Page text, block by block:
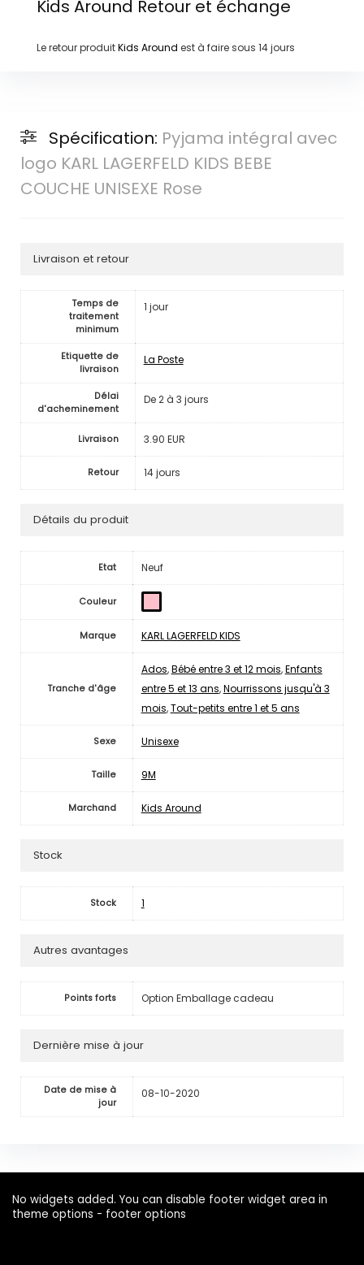
Kids Around Retour et échange
Le retour produitKids Around est à faire sous 14 jours
Spécification: Pyjama intégral avec
logo KARL LAGERFELD KIDS BEBE
COUCHE UNISEXE Rose
Livraison et retour
Temps de
traitement
minimum
1 jour
Etiquette de
livraison
La Poste
Délai
d'acheminement
De 2 à 3 jours
Livraison 3.90 EUR
Retour 14 jours
Détails du produit
Etat Neuf
Couleur
Marque KARL LAGERFELD KIDS
Tranche d'âge
Ados,Bébé entre 3 et 12 mois,Enfants
entre 5 et 13 ans,Nourrissons jusqu'à 3
mois,Tout-petits entre 1 et 5 ans
Sexe Unisexe
Taille 9M
Marchand Kids Around
Stock
Stock 1
Autres avantages
Points forts Option Emballage cadeau
Dernière mise à jour
Date de mise à
jour
08-10-2020
No widgets added. You can disable footer widget area in
theme options - footer options